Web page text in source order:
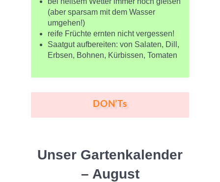
(aber sparsam mit dem Wasser
umgehen!)
reife Früchte ernten nicht vergessen!
Saatgut aufbereiten: von Salaten, Dill,
Erbsen, Bohnen, Kürbissen, Tomaten
DON’Ts
Unser Gartenkalender
– August